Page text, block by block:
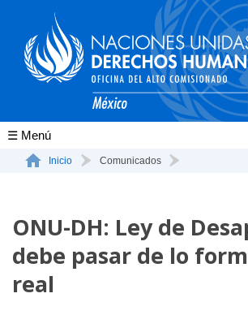
Conócenos
La ONU-DH en México
Vacantes ONU-DH México
ONU-DH en el tiempo
Inicio Comunicados
ONU-DH: Ley de
debe pasar de lo
real